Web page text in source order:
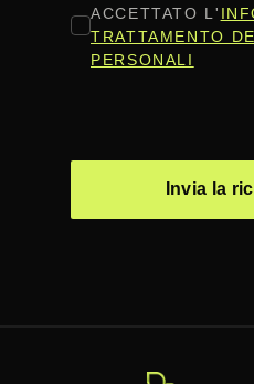
ACCETTATO L'
TRATTAMENTO
PERSONALI